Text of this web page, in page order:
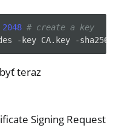
2048 # create a key
-key CA.key -sha256
teraz
Signing Request